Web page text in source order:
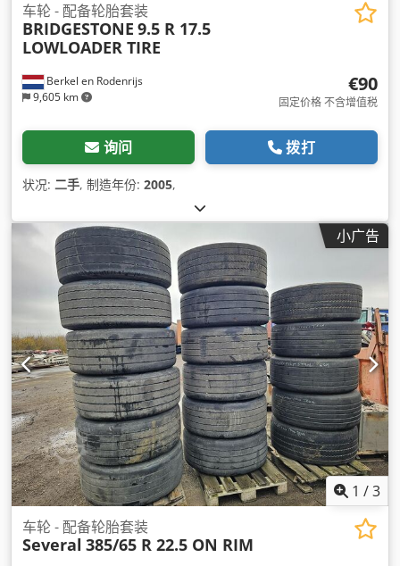
Berkel en Rodenrijs
9,605 km
车轮 - 配备轮胎套装
BRIDGESTONE 9.5 R 17.5
LOWLOADER TIRE
€90
固定价格 不含增值税
询问 拨打
状况: 二手, 制造年份: 2005,
小广告
1 /3
车轮 - 配备轮胎套装
Several 385/65 R 22.5 ON RIM